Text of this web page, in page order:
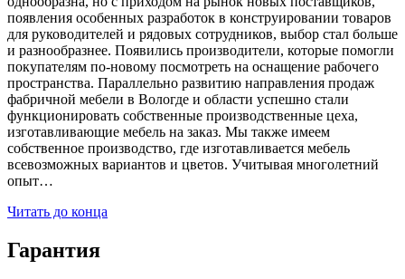
появления особенных разработок в конструировании товаров
для руководителей и рядовых сотрудников, выбор стал больше
и разнообразнее. Появились производители, которые помогли
покупателям по-новому посмотреть на оснащение рабочего
пространства. Параллельно развитию направления продаж
фабричной мебели в Вологде и области успешно стали
функционировать собственные производственные цеха,
изготавливающие мебель на заказ. Мы также имеем
собственное производство, где изготавливается мебель
всевозможных вариантов и цветов. Учитывая многолетний
опыт…
Читать до конца
Гарантия